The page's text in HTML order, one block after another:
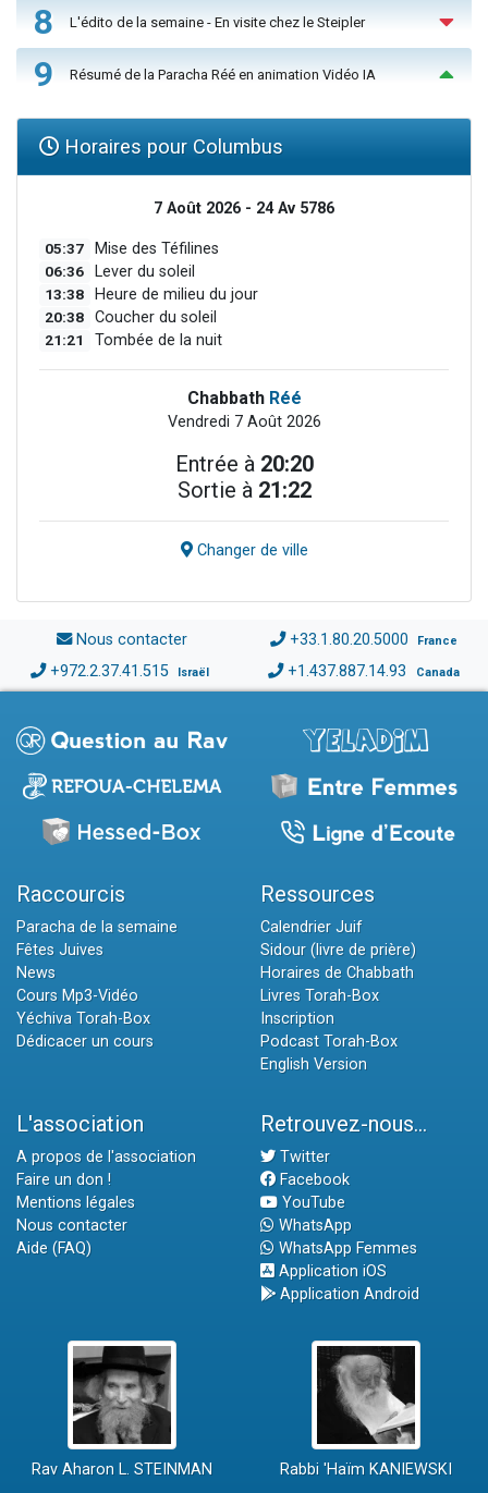
8 L'édito de la semaine - En visite chez le Steipler
9 Résumé de la Paracha Réé en animation Vidéo IA
Horaires pour Columbus
7 Août 2026 - 24 Av 5786
05:37 Mise des Téfilines
06:36 Lever du soleil
13:38 Heure de milieu du jour
20:38 Coucher du soleil
21:21 Tombée de la nuit
Chabbath Réé
Vendredi 7 Août 2026
Entrée à 20:20
Sortie à 21:22
Changer de ville
Nous contacter +33.1.80.20.5000 France
+972.2.37.41.515 Israël +1.437.887.14.93 Canada
Raccourcis
Paracha de la semaine
Fêtes Juives
News
Cours Mp3-Vidéo
Yéchiva Torah-Box
Dédicacer un cours
Ressources
Calendrier Juif
Sidour (livre de prière)
Horaires de Chabbath
Livres Torah-Box
Inscription
Podcast Torah-Box
English Version
L'association
A propos de l'association
Faire un don !
Mentions légales
Nous contacter
Aide (FAQ)
Retrouvez-nous...
Twitter
Facebook
YouTube
WhatsApp
WhatsApp Femmes
Application iOS
Application Android
Rav Aharon L. STEINMAN Rabbi 'Haïm KANIEWSKI